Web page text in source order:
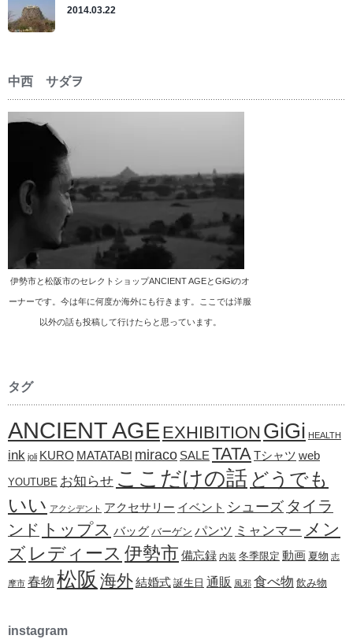
2014.03.22
中西 サダヲ
伊勢市と松阪市のセレクトショップANCIENT AGEとGiGiのオ
ーナーです。今は年に何度か海外にも行きます。ここでは洋服
以外の話も投稿して行けたらと思っています。
タグ
ANCIENT AGE EXHIBITION GiGi HEALTH
ink joli KURO MATATABI miraco SALETATATシャツ web
YOUTUBE お知らせ ここだけの話 どうでも
いい アクシデント アクセサリー イベント シューズ タイラ
ンド トップス バッグ バーゲン パンツ ミャンマー メン
ズ レディース 伊勢市 備忘録 内装 冬季限定 動画 夏物 志
摩市 春物 松阪 海外結婚式 誕生日 通販 風邪 食べ物 飲み物
instagram